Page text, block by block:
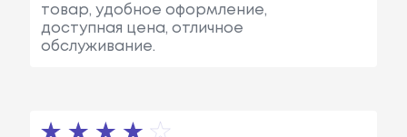
товар, удобное оформление,
доступная цена, отличное
обслуживание.